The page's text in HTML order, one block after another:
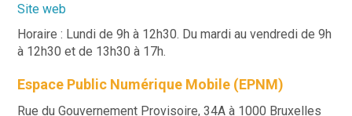
Site web
Horaire : Lundi de 9h à 12h30. Du mardi au vendredi de 9h
à 12h30 et de 13h30 à 17h.
Espace Public Numérique Mobile (EPNM)
Rue du Gouvernement Provisoire, 34A à 1000 Bruxelles